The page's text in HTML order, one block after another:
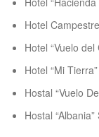
Hotel
Hotel “Vuelo
Hotel “Mi
Hostal “Vuelo
Hostal